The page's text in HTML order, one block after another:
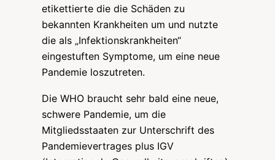
etikettierte die die Schäden zu
bekannten Krankheiten um und nutzte
die als „Infektionskrankheiten“
eingestuften Symptome, um eine neue
Pandemie loszutreten.
Die WHO braucht sehr bald eine neue,
schwere Pandemie, um die
Mitgliedsstaaten zur Unterschrift des
Pandemievertrages plus IGV